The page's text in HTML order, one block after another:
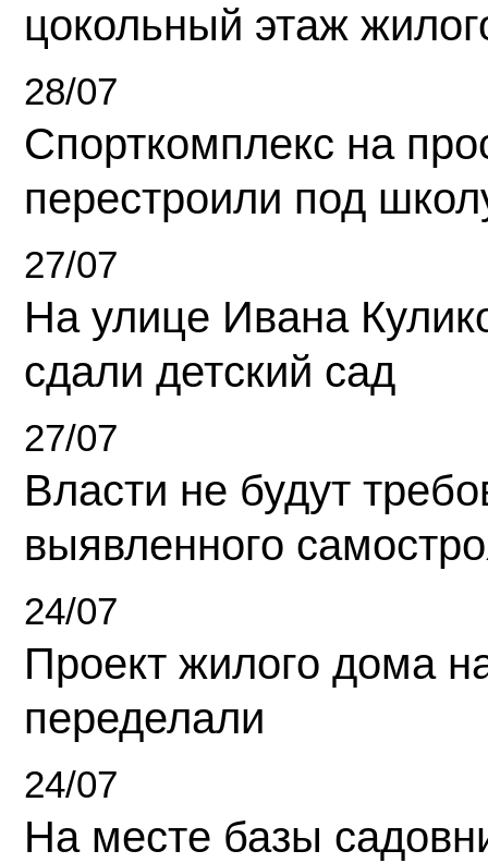
цокольный этаж
28/07
Спорткомплекс на
перестроили под
27/07
На улице Ивана
сдали детский сад
27/07
Власти не будут
выявленного
24/07
Проект жилого дома
переделали
24/07
На месте базы